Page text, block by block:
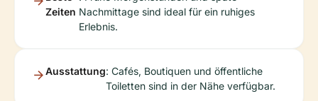
Zeiten Nachmittage sind ideal für ein ruhiges
Erlebnis.
Ausstattung: Cafés, Boutiquen und öffentliche
Toiletten sind in der Nähe verfügbar.